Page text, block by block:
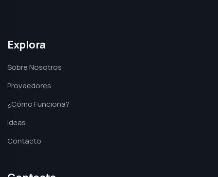
Explora
Sobre Nosotros
Proveedores
¿Cómo Funciona?
Ideas
Contacto